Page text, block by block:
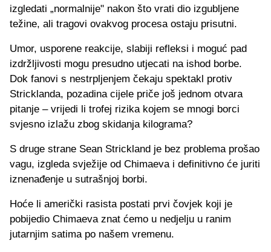
izgledati „normalnije" nakon što vrati dio izgubljene
težine, ali tragovi ovakvog procesa ostaju prisutni.
Umor, usporene reakcije, slabiji refleksi i moguć pad
izdržljivosti mogu presudno utjecati na ishod borbe.
Dok fanovi s nestrpljenjem čekaju spektakl protiv
Stricklanda, pozadina cijele priče još jednom otvara
pitanje – vrijedi li trofej rizika kojem se mnogi borci
svjesno izlažu zbog skidanja kilograma?
S druge strane Sean Strickland je bez problema prošao
vagu, izgleda svježije od Chimaeva i definitivno će juriti
iznenađenje u sutrašnjoj borbi.
Hoće li američki rasista postati prvi čovjek koji je
pobijedio Chimaeva znat ćemo u nedjelju u ranim
jutarnjim satima po našem vremenu.